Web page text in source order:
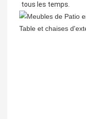
tous les temps.